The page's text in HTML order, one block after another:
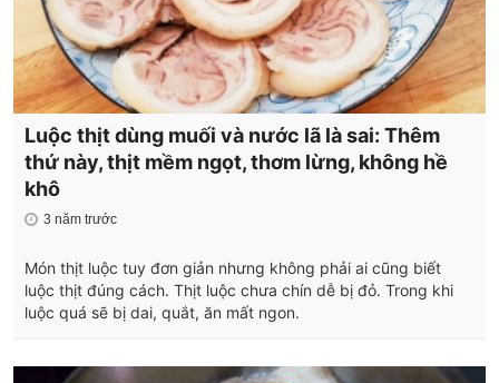
Luộc thịt dùng muối và nước lã là sai: Thêm
thứ này, thịt mềm ngọt, thơm lừng, không hề
khô
3 năm trước
Món thịt luộc tuy đơn giản nhưng không phải ai cũng biết
luộc thịt đúng cách. Thịt luộc chưa chín dễ bị đỏ. Trong khi
luộc quá sẽ bị dai, quắt, ăn mất ngon.